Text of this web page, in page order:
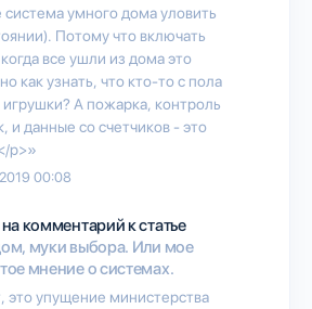
система умного дома уловить
Потому что включать
все ушли из дома это
как узнать, что кто-то с пола
игрушки? А пожарка, контроль
и данные со счетчиков - это
p>»
00:08
комментарий к статье
муки выбора. Или мое
мнение о системах.
это упущение министерства